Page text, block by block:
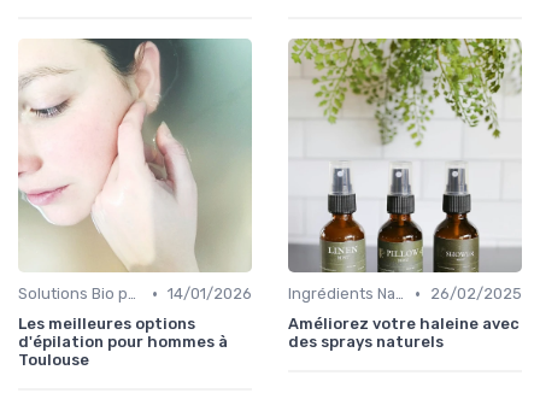
Solutions Bio pour Problèmes de Peau • 14/01/2026
Les meilleures options
d'épilation pour hommes à
Toulouse
Ingrédients Naturels et Leurs Propriétés •
26/02/2025
Améliorez votre haleine avec
des sprays naturels